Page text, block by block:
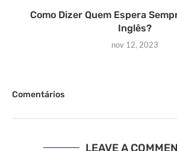
Como Dizer Quem Espera
Inglês?
nov 12, 2023
Comentários
LEAVE A